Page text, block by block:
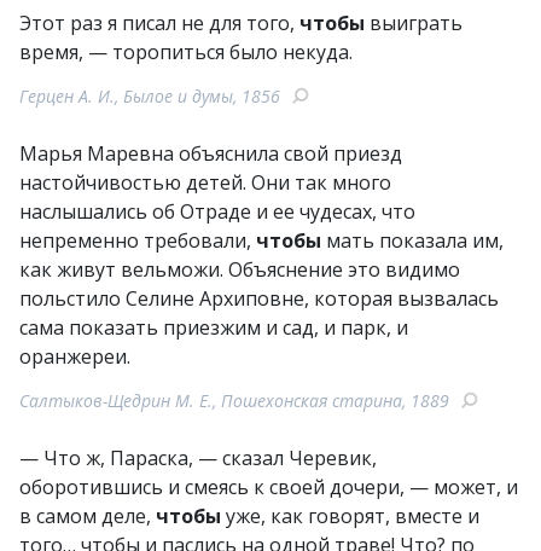
Этот раз я писал не для того, чтобы выиграть
время, — торопиться было некуда.
Герцен А. И., Былое и думы, 1856
Марья Маревна объяснила свой приезд
настойчивостью детей. Они так много
наслышались об Отраде и ее чудесах, что
непременно требовали, чтобы мать показала им,
как живут вельможи. Объяснение это видимо
польстило Селине Архиповне, которая вызвалась
сама показать приезжим и сад, и парк, и
оранжереи.
Салтыков-Щедрин М. Е., Пошехонская старина, 1889
— Что ж, Параска, — сказал Черевик,
оборотившись и смеясь к своей дочери, — может, и
в самом деле, чтобы уже, как говорят, вместе и
того… чтобы и паслись на одной траве! Что? по